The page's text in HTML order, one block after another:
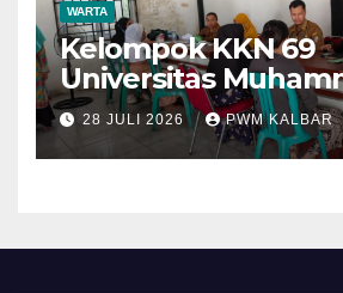
WARTA
Kelompok KKN 69
Universitas
Pontianak Dibagi
Cat Bangunan dan
Pelayanan
28 JULI 2026 PWM KALBAR